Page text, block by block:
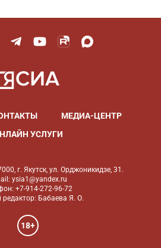
МЕДИА-ЦЕНТР
УСЛУГИ
г. Якутск, ул. Орджоникидзе, 31.
ysia1@yandex.ru
+7-914-272-96-72
редактор: Бабаева Я. О.
18+